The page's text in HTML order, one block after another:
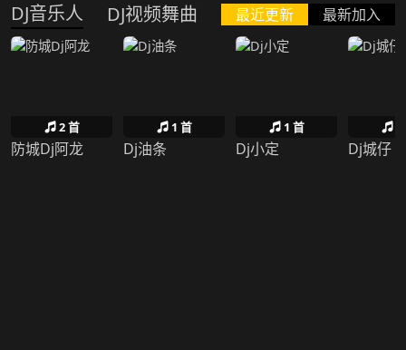
DJ音乐人 DJ视频舞曲 最近更新 最新加入
2 首
防城Dj阿龙
1 首
Dj油条
1 首
Dj小定
1
Dj城仔